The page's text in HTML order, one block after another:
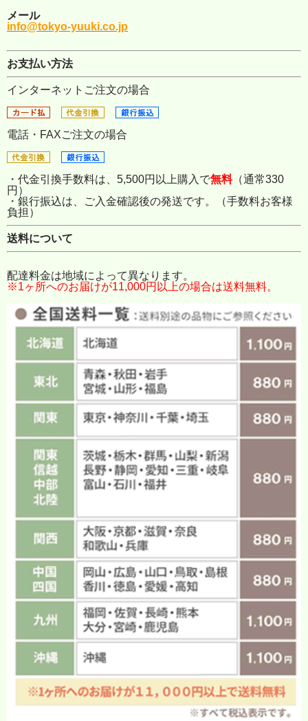
メール
info@tokyo-yuuki.co.jp
お支払い方法
インターネットご注文の場合
電話・FAXご注文の場合
・代金引換手数料は、5,500円以上購入で無料（通常330
円）
・銀行振込は、ご入金確認後の発送です。（手数料お客様
負担）
送料について
配達料金は地域によって異なります。
※1ヶ所へのお届けが11,000円以上の場合は送料無料。